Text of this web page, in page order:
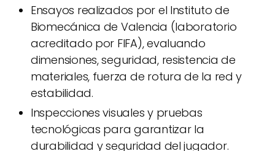
Ensayos realizados por el Instituto de
Biomecánica de Valencia (laboratorio
acreditado por FIFA), evaluando
dimensiones, seguridad, resistencia de
materiales, fuerza de rotura de la red y
estabilidad.
Inspecciones visuales y pruebas
tecnológicas para garantizar la
durabilidad y seguridad del jugador.